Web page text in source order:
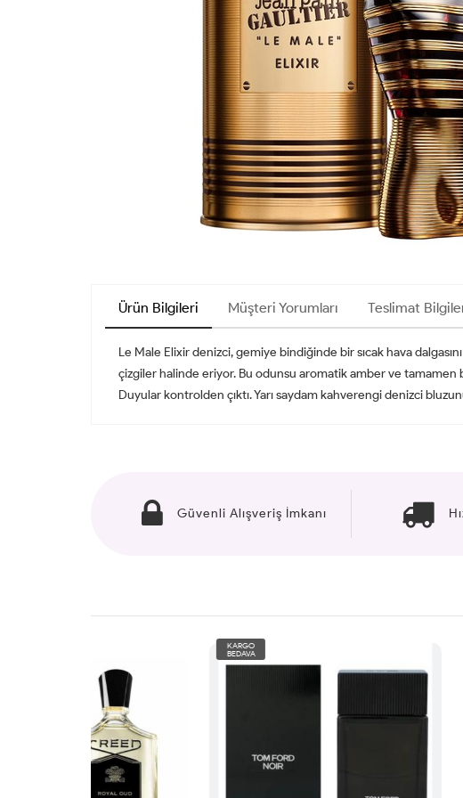
Ürün Bilgileri Müşteri Yorumları Teslimat
Le Male Elixir denizci, gemiye bindiğinde bir sıcak hava
çizgiler halinde eriyor. Bu odunsu aromatik amber ve tamamen
Duyular kontrolden çıktı. Yarı saydam kahverengi denizci
Güvenli Alışveriş İmkanı